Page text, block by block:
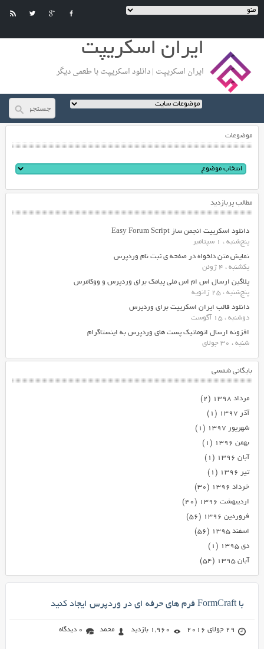
ایران اسکریپت
ایران اسکریپت | دانلود اسکریپت با طعمی دیگر
موضوعات
مطالب پربازدید
دانلود اسکریپت انجمن ساز Easy Forum Script
پنج‌شنبه ، 1 سپتامبر
نمایش متن دلخواه در صفحه ی ثبت نام وردپرس
یکشنبه ، 4 ژوئن
پلاگین ارسال اس ام اس ملی پیامک برای وردپرس و ووکامرس
پنج‌شنبه ، 25 ژانویه
دانلود قالب ایران اسکریپت برای وردپرس
دوشنبه ، 15 آگوست
افزونه ارسال اتوماتیک پست های وردپرس به اینستاگرام
شنبه ، 30 جولای
بایگانی شمسی
مرداد ۱۳۹۸
(۲)
آذر ۱۳۹۷
(۱)
شهریور ۱۳۹۷
(۱)
بهمن ۱۳۹۶
(۱)
آبان ۱۳۹۶
(۱)
تیر ۱۳۹۶
(۱)
خرداد ۱۳۹۶
(۳۰)
اردیبهشت ۱۳۹۶
(۴۰)
فروردین ۱۳۹۶
(۵۶)
اسفند ۱۳۹۵
(۵۶)
دی ۱۳۹۵
(۱)
آبان ۱۳۹۵
(۵۴)
با FormCraft فرم های حرفه ای در وردپرس ایجاد کنید
29 جولای 2016 1,960 بازدید محمد 0 دیدگاه